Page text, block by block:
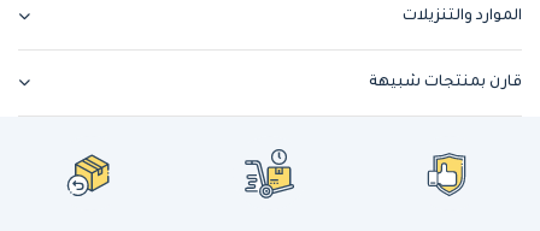
الموارد والتنزيلات
قارن بمنتجات شبيهة